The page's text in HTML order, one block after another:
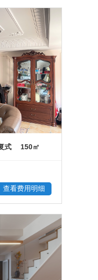
式 150㎡
查看费用明细